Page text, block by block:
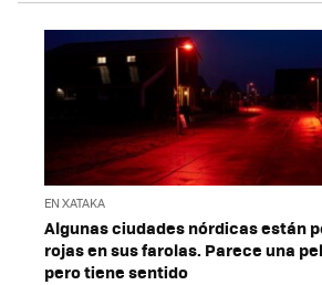
EN XATAKA
Algunas ciudades nórdicas están
rojas en sus farolas. Parece una
pero tiene sentido